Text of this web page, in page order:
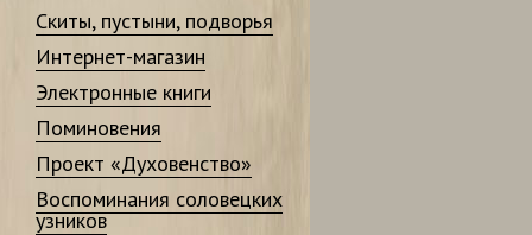
Скиты, пустыни, подворья
Интернет-магазин
Электронные книги
Поминовения
Проект «Духовенство»
Воспоминания соловецких
узников